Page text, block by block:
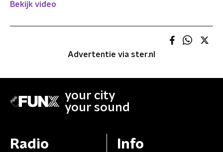
Bekijk video
Advertentie via ster.nl
your city
your sound
Radio Info